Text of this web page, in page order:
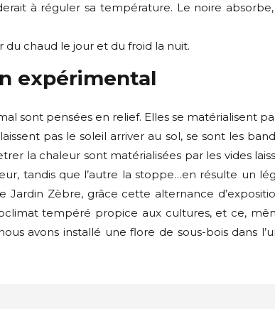
à réguler sa température. Le noire
chaud le jour et du froid la nuit.
expérimental
sont pensées en relief. Elles se matérialisent
pas le soleil arriver au sol, se sont les
la chaleur sont matérialisées par les vides
tandis que l’autre la stoppe…en résulte un
Jardin Zèbre, grâce cette alternance
tempéré propice aux cultures, et ce,
avons installé une flore de sous-bois dans